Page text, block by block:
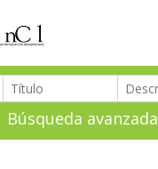
Búsqueda avanzada